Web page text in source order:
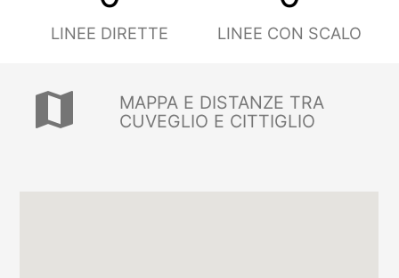
LINEE DIRETTE LINEE CON SCALO
map
MAPPA E DISTANZE TRA
CUVEGLIO E CITTIGLIO